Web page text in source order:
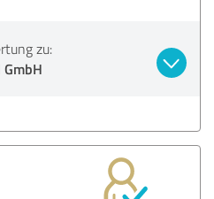
zu: